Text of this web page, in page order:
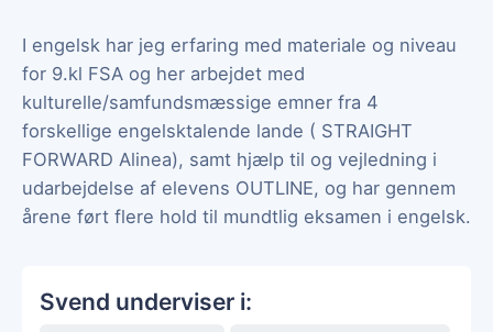
I engelsk har jeg erfaring med materiale og niveau
for 9.kl FSA og her arbejdet med
kulturelle/samfundsmæssige emner fra 4
forskellige engelsktalende lande ( STRAIGHT
FORWARD Alinea), samt hjælp til og vejledning i
udarbejdelse af elevens OUTLINE, og har gennem
årene ført flere hold til mundtlig eksamen i engelsk.
Svend underviser i: